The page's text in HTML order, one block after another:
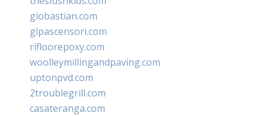
giobastian.com
glpascensori.com
rifloorepoxy.com
woolleymillingandpaving.com
uptonpvd.com
2troublegrill.com
casateranga.com